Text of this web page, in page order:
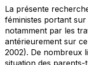
La présente
féministes portant
notamment par les
antérieurement sur
2002). De nombreux